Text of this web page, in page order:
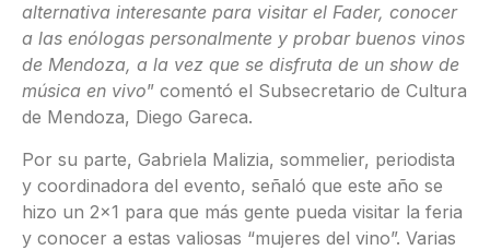
alternativa interesante para visitar el Fader, conocer
a las enólogas personalmente y probar buenos vinos
de Mendoza, a la vez que se disfruta de un show de
música en vivo” comentó el Subsecretario de Cultura
de Mendoza, Diego Gareca.
Por su parte, Gabriela Malizia, sommelier, periodista
y coordinadora del evento, señaló que este año se
hizo un 2×1 para que más gente pueda visitar la feria
y conocer a estas valiosas “mujeres del vino”. Varias